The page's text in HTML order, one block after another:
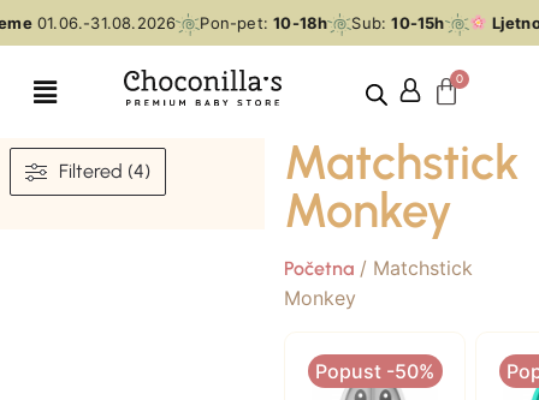
01.06.-31.08.2026 Pon-pet: 10-18h Sub: 10-15h
Filtered (4)
Matchstick
Monkey
Početna/ Matchstick
Monkey
Popust -50%